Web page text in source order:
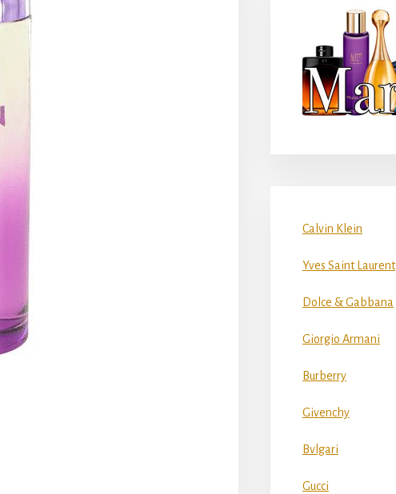
Calvin Klein
Yves Saint Laurent
Dolce & Gabbana
Giorgio Armani
Burberry
Givenchy
Bvlgari
Gucci